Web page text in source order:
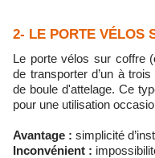
2- LE PORTE VÉLOS
Le porte vélos sur coffre (ou également appelé hayon) permet
de transporter d’un à
de boule d'attelage. Ce
pour une utilisation
Avantage : simplicité
Inconvénient :